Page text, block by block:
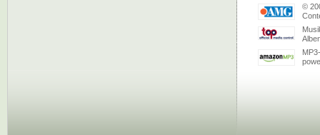
©